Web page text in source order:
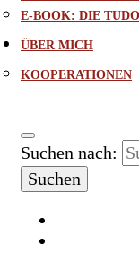
E-BOOK: DIE
ÜBER MICH
KOOPERATIONEN
Suchen nach: